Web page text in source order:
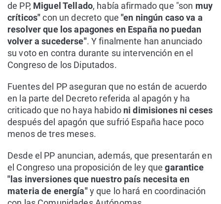
de PP, Miguel Tellado, había afirmado que "son muy
críticos"con un decreto que"en ningún caso va a
resolver que los apagones en España no puedan
volver a sucederse". Y finalmente han anunciado
su voto en contra durante su intervención en el
Congreso de los Diputados.
Fuentes del PP aseguran que no están de acuerdo
en la parte del Decreto referida al apagón y ha
criticado que no haya habido ni dimisiones ni ceses
después del apagón que sufrió España hace poco
menos de tres meses.
Desde el PP anuncian, además, que presentarán en
el Congreso una proposición de ley que garantice
"las inversiones que nuestro país necesita en
materia de energía"y que lo hará en coordinación